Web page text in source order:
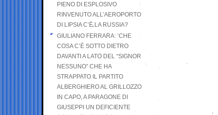
PIENO DI ESPLOSIVO
RINVENUTO ALL’AEROPORTO
DI LIPSIA C’È LA RUSSIA?
GIULIANO FERRARA: ’CHE
COSA C’È SOTTO DIETRO
DAVANTI A LATO DEL “SIGNOR
NESSUNO” CHE HA
STRAPPATO IL PARTITO
ALBERGHIERO AL GRILLOZZO
IN CAPO, A PARAGONE DI
GIUSEPPI UN DEFICIENTE